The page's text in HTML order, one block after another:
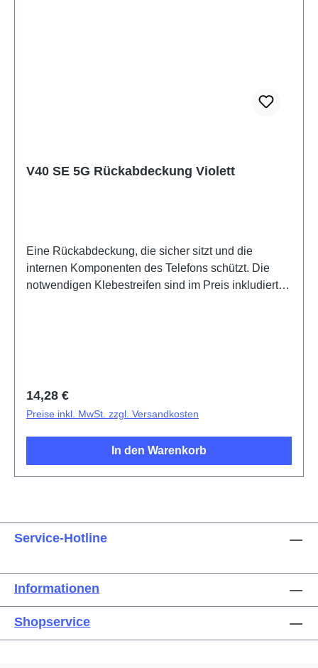
V40 SE 5G Rückabdeckung Violett
Eine Rückabdeckung, die sicher sitzt und die
internen Komponenten des Telefons schützt. Die
notwendigen Klebestreifen sind im Preis inkludiert
Regulärer Preis:
14,28 €
Preise inkl. MwSt. zzgl. Versandkosten
In den Warenkorb
Service-Hotline
Informationen
Shopservice